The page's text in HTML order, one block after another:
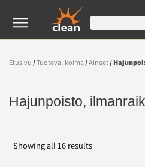
Etusivu /Tuotevalikoima/Aineet/
Hajunpoisto,
Showing all 16 results